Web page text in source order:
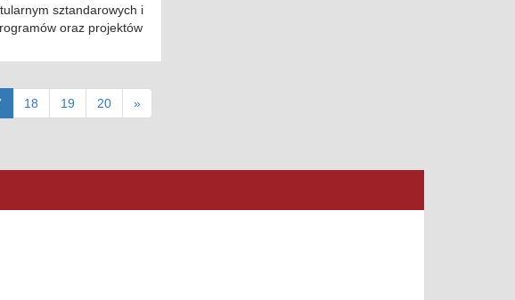
sztandarowych i
oraz projektów
(current)
18 19 20 »